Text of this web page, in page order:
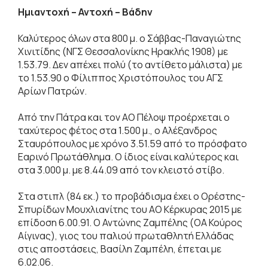
Ημιαντοχή – Αντοχή – Βάδην
Καλύτερος όλων στα 800 μ. ο Σάββας-Παναγιώτης
Χινιτίδης (ΝΓΣ Θεσσαλονίκης Ηρακλής 1908) με
1.53.79. Δεν απέχει πολύ (το αντίθετο μάλιστα) με
το 1.53.90 ο Φίλιππος Χριστόπουλος του ΑΓΣ
Αρίων Πατρών.
Από την Πάτρα και τον ΑΟ Πέλοψ προέρχεται ο
ταχύτερος φέτος στα 1.500 μ., ο Αλέξανδρος
Σταυρόπουλος με χρόνο 3.51.59 από το πρόσφατο
Εαρινό Πρωτάθλημα. Ο ίδιος είναι καλύτερος και
στα 3.000 μ. με 8.44.09 από τον κλειστό στίβο.
Στα στιπλ (84 εκ.) το προβάδισμα έχει ο Ορέστης-
Σπυρίδων Μουχλιανίτης του ΑΟ Κέρκυρας 2015 με
επίδοση 6.00.91. Ο Αντώνης Ζαμπέλης (ΟΑ Κούρος
Αίγινας), γιος του παλιού πρωταθλητή Ελλάδας
στις αποστάσεις, Βασίλη Ζαμπέλη, έπεται με
6.02.06.